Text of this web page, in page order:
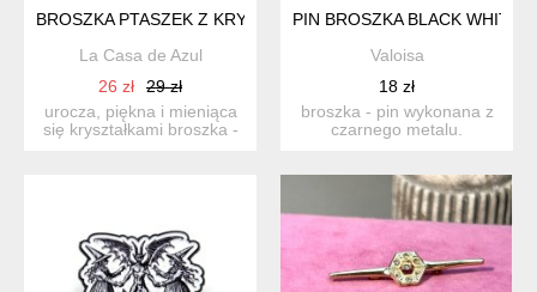
BROSZKA PTASZEK Z KRYSZTAŁKAMI
La Casa de Azul
26 zł
29 zł
urocza, piękna i mieniąca
się kryształkami broszka -
PIN BROSZKA BLACK WHITE
Valoisa
18 zł
broszka - pin wykonana z
czarnego metalu.